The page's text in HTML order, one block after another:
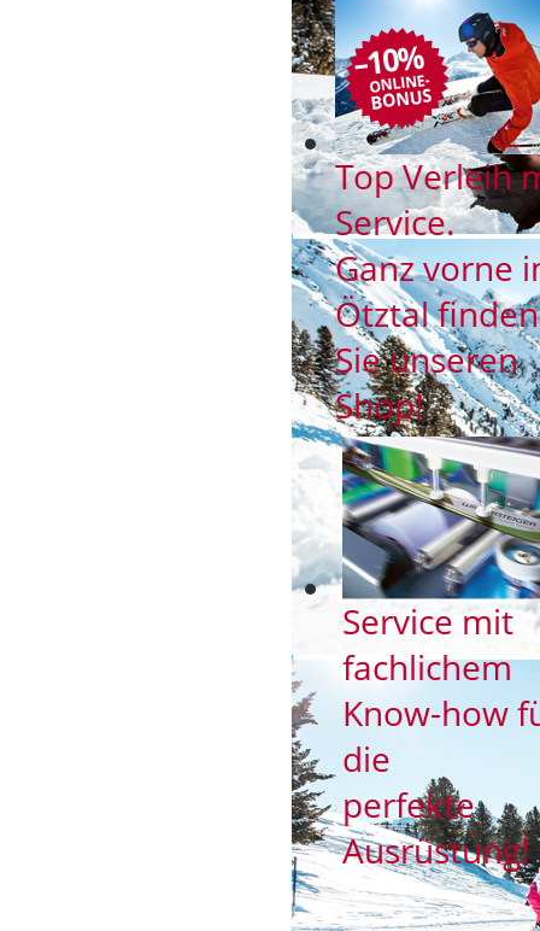
Top Verleih
Service.
Ganz vorne
Ötztal
Sie unseren
Shop!
Service mit
fachlichem
Know-how
die
perfekte
Ausrüstung!